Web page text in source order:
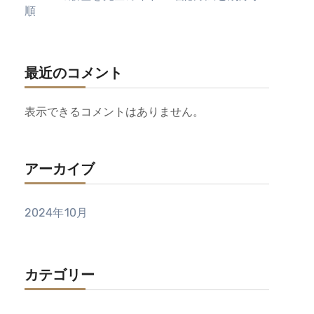
順
最近のコメント
表示できるコメントはありません。
アーカイブ
2024年10月
カテゴリー